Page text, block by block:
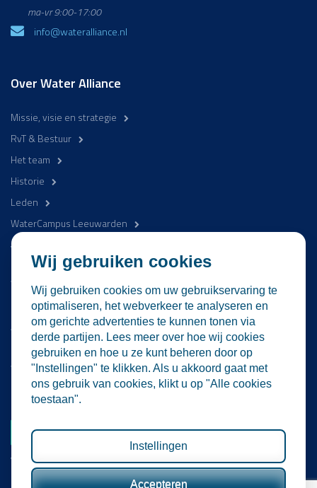
ma-vr 9:00-17:00
info@wateralliance.nl
Over Water Alliance
Missie, visie en strategie
RvT & Bestuur
Het team
Historie
Leden
WaterCampus Leeuwarden
Word betrokken
WaterProof Magazine
Nieuws
Activiteiten
Contact
Vacatures
Lid worden
Word nu lid
Volg ons
Wij gebruiken cookies
Wij gebruiken cookies om uw gebruikservaring te
optimaliseren, het webverkeer te analyseren en
om gerichte advertenties te kunnen tonen via
derde partijen. Lees meer over hoe wij cookies
gebruiken en hoe u ze kunt beheren door op
"Instellingen" te klikken. Als u akkoord gaat met
ons gebruik van cookies, klikt u op "Alle cookies
toestaan".
Instellingen
Accepteren